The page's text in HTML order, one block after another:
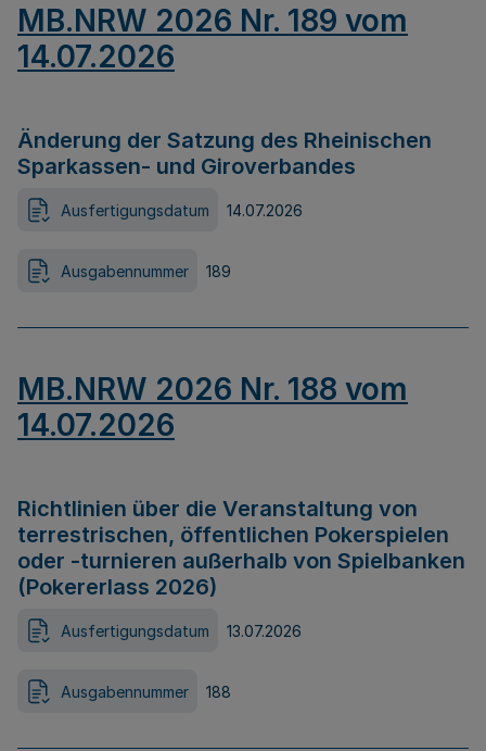
MB.NRW 2026 Nr. 189 vom
14.07.2026
Änderung der Satzung des Rheinischen
Sparkassen- und Giroverbandes
Ausfertigungsdatum 14.07.2026
Ausgabennummer 189
MB.NRW 2026 Nr. 188 vom
14.07.2026
Richtlinien über die Veranstaltung von
terrestrischen, öffentlichen Pokerspielen
oder -turnieren außerhalb von Spielbanken
(Pokererlass 2026)
Ausfertigungsdatum 13.07.2026
Ausgabennummer 188